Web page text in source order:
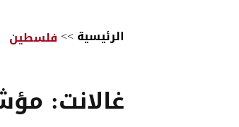
الرئيسية>>فلسطين
غالانت: